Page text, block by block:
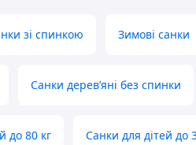
зі спинкою Зимові санки
Санки дерев’яні без спинки
до 80 кг Санки для дітей до